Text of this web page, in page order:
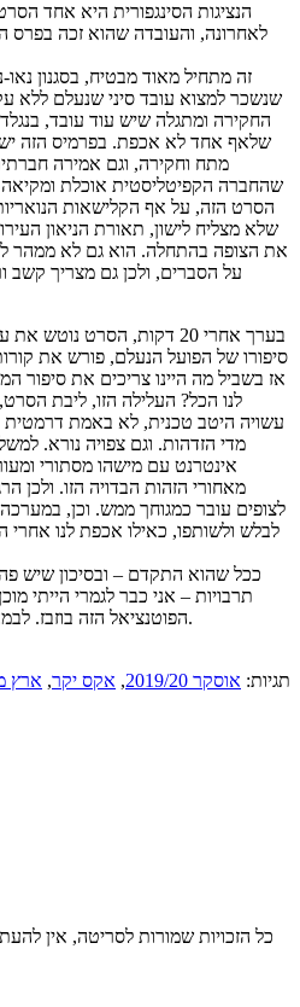
הנציגות הסינגפורית היא אחד
לאחרונה, והעובדה שהוא זכה בפרס
זה מתחיל מאוד מבטיח, בסגנון
שנשכר למצוא עובד סיני שנעלם ללא
החקירה ומתגלה שיש עוד עובד,
שלאף אחד לא אכפת. בפרמיס הזה
מתח וחקירה, וגם אמירה
שהחברה הקפיטליסטית אוכלת
הסרט הזה, על אף הקלישאות
שלא מצליח לישון, תאורת הניאון
את הצופה בהתחלה. הוא גם לא ממהר
על הסברים, ולכן גם מצריך קשב
בערך אחרי 20 דקות, הסרט
סיפורו של הפועל הנעלם, פורש את
אז בשביל מה היינו צריכים את
לנו הכל? העלילה הזו, ליבת
עשויה היטב טכנית, לא באמת דרמטית
מדי הזדהות. וגם צפויה נורא.
אינטרנט עם מישהו מסתורי
מאחורי הזהות הבדויה הזו. ולכן
לצופים עובר כמגוחך ממש. וכן,
לבלש ולשותפו, כאילו אכפת לנו אחרי
ככל שהוא התקדם – ובסיכון שיש
תרבויות – אני כבר לגמרי הייתי
הפוטנציאל הזה בוזבז.הפתרונים.
תגיות: אוסקר 2019/20 , אקס יקר, ארץ
© כל הזכויות שמורות לסריטה, אין